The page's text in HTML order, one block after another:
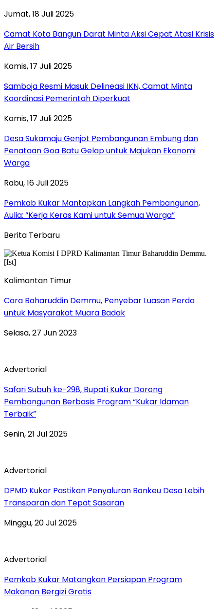
Jumat, 18 Juli 2025
Camat Kota Bangun Darat Minta Aksi Cepat Atasi Krisis
Air Bersih
Kamis, 17 Juli 2025
Samboja Resmi Masuk Delineasi IKN, Camat Minta
Koordinasi Pemerintah Diperkuat
Kamis, 17 Juli 2025
Desa Sukamaju Genjot Pembangunan Embung dan
Penataan Goa Batu Gelap untuk Majukan Ekonomi
Warga
Rabu, 16 Juli 2025
Pemkab Kukar Mantapkan Langkah Pembangunan,
Aulia: “Kerja Keras Kami untuk Semua Warga”
Berita Terbaru
Kalimantan Timur
Cara Baharuddin Demmu, Penyebar Luasan Perda
untuk Masyarakat Muara Badak
Selasa, 27 Jun 2023
Advertorial
Safari Subuh ke-298, Bupati Kukar Dorong
Pembangunan Berbasis Program “Kukar Idaman
Terbaik”
Senin, 21 Jul 2025
Advertorial
DPMD Kukar Pastikan Penyaluran Bankeu Desa Lebih
Transparan dan Tepat Sasaran
Minggu, 20 Jul 2025
Advertorial
Pemkab Kukar Matangkan Persiapan Program
Makanan Bergizi Gratis